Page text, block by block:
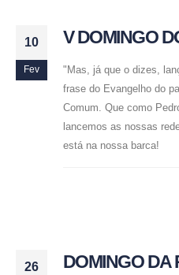
10
Fev
V DOMINGO
"Mas, já que o dizes,
frase do Evangelho do
Comum. Que como
lancemos as nossas
está na nossa barca!
26 DOMINGO DA